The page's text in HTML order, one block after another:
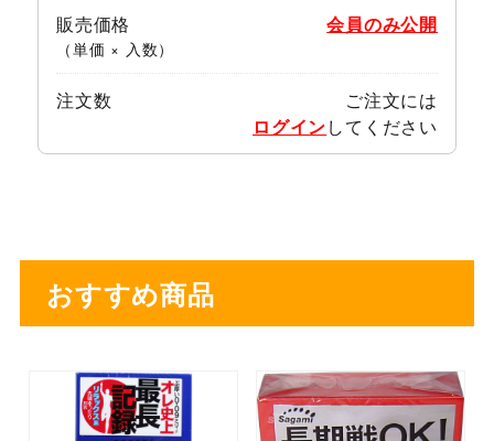
販売価格
（単価 × 入数）
会員のみ公開
注文数
ご注文には
ログインしてください
おすすめ商品